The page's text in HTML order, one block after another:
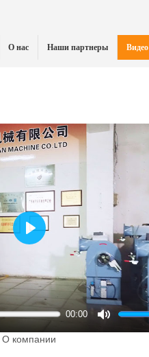
О нас Наши партнеры Видео
00:00
Play
О компании